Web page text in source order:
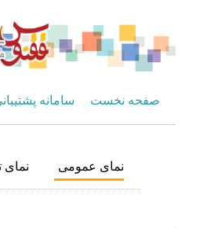
صفحه نخست سامانه پشتیبانی
نمای عمومی نمای